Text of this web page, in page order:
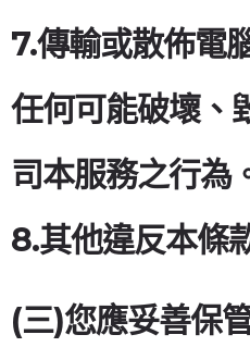
7.傳輸或散佈電
任何可能破壞、
司本服務之行為
8.其他違反本條
(三)您應妥善保